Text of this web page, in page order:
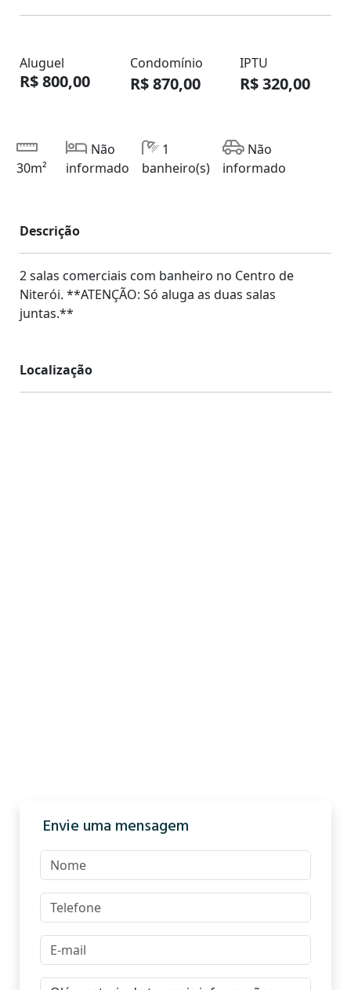
Aluguel
R$ 800,00
Condomínio
R$ 870,00
IPTU
R$ 320,00
30m²
Não
informado
1
banheiro(s)
Não
informado
Descrição
2 salas comerciais com banheiro no Centro de
Niterói. **ATENÇÃO: Só aluga as duas salas
juntas.**
Localização
Envie uma mensagem